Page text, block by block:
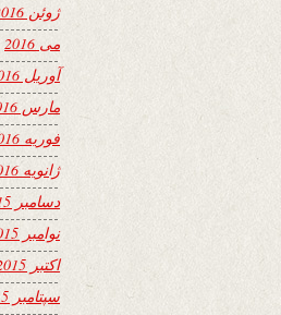
ژوئن 2016
می 2016
آوریل 2016
مارس 2016
فوریه 2016
ژانویه 2016
دسامبر 2015
نوامبر 2015
اکتبر 2015
سپتامبر 2015